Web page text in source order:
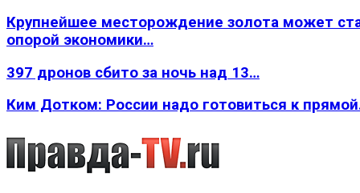
Крупнейшее месторождение золота может
опорой экономики…
397 дронов сбито за ночь над 13…
Ким Дотком: России надо готовиться к